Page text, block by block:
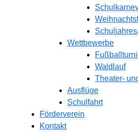
Wettbewerbe
Waldlauf
Theater-
Ausflüge
Schulfahrt
Förderverein
Kontakt